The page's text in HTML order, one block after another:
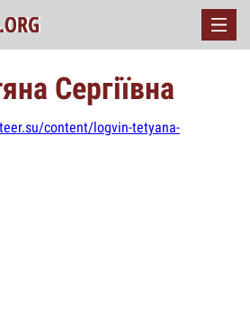
Сергіївна
content/logvin-tetyana-